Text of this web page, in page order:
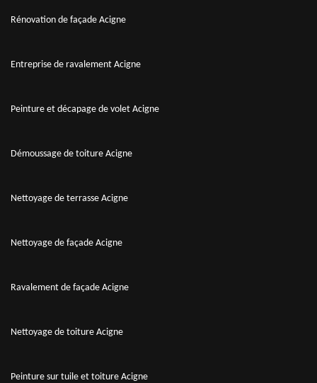
Rénovation de façade Acigne
Entreprise de ravalement Acigne
Peinture et décapage de volet Acigne
Démoussage de toiture Acigne
Nettoyage de terrasse Acigne
Nettoyage de façade Acigne
Ravalement de façade Acigne
Nettoyage de toiture Acigne
Peinture sur tuile et toiture Acigne